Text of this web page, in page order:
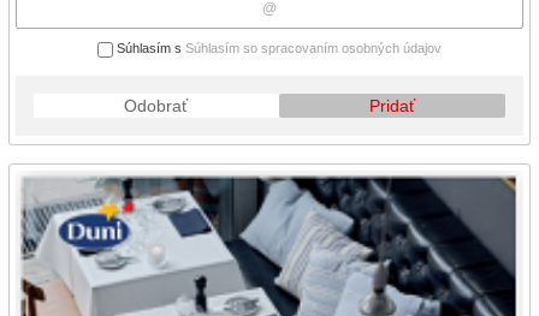
Súhlasím s Súhlasím so spracovaním osobných údajov
Odobrať Pridať